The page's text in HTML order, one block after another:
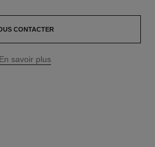
CONTACTER
En savoir plus